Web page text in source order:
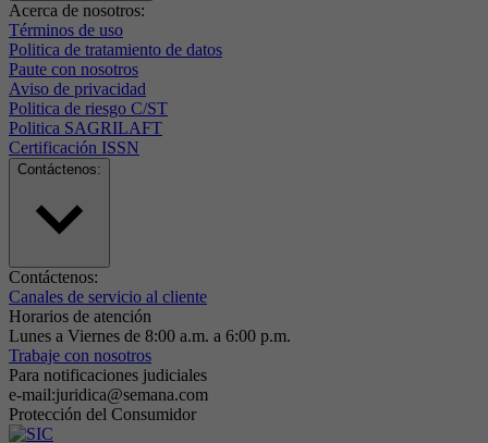
Acerca de nosotros:
Términos de uso
Politica de tratamiento de datos
Paute con nosotros
Aviso de privacidad
Politica de riesgo C/ST
Politica SAGRILAFT
Certificación ISSN
Contáctenos:
Contáctenos:
Canales de servicio al cliente
Horarios de atención
Lunes a Viernes de 8:00 a.m. a 6:00 p.m.
Trabaje con nosotros
Para notificaciones judiciales
e-mail:juridica@semana.com
Protección del Consumidor